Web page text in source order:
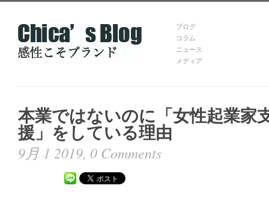
ブログ
コラム
ニュース
メディア
本業ではないのに「女性起業家
援」をしている理由
9月 1 2019, 0 Comments